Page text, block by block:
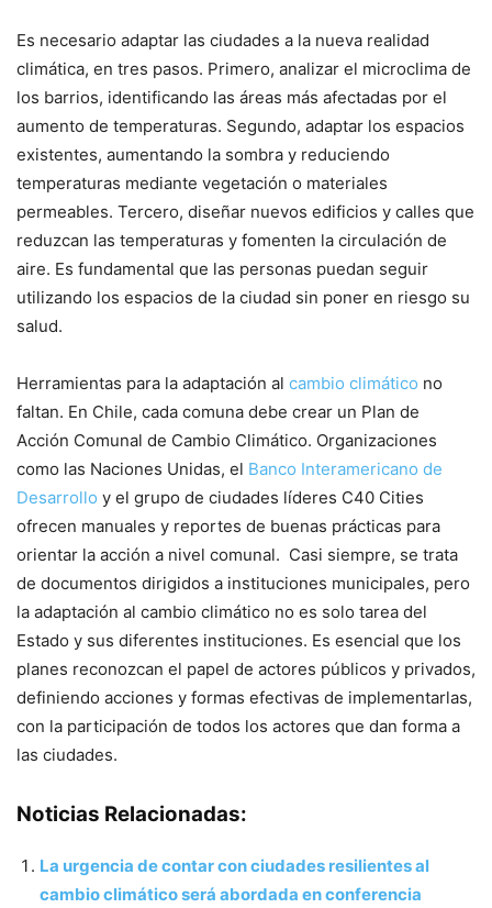
Es necesario adaptar las ciudades a la nueva realidad
climática, en tres pasos. Primero, analizar el microclima de
los barrios, identificando las áreas más afectadas por el
aumento de temperaturas. Segundo, adaptar los espacios
existentes, aumentando la sombra y reduciendo
temperaturas mediante vegetación o materiales
permeables. Tercero, diseñar nuevos edificios y calles que
reduzcan las temperaturas y fomenten la circulación de
aire. Es fundamental que las personas puedan seguir
utilizando los espacios de la ciudad sin poner en riesgo su
salud.
Herramientas para la adaptación al cambio climático no
faltan. En Chile, cada comuna debe crear un Plan de
Acción Comunal de Cambio Climático. Organizaciones
como las Naciones Unidas, el Banco Interamericano de
Desarrollo y el grupo de ciudades líderes C40 Cities
ofrecen manuales y reportes de buenas prácticas para
orientar la acción a nivel comunal. Casi siempre, se trata
de documentos dirigidos a instituciones municipales, pero
la adaptación al cambio climático no es solo tarea del
Estado y sus diferentes instituciones. Es esencial que los
planes reconozcan el papel de actores públicos y privados,
definiendo acciones y formas efectivas de implementarlas,
con la participación de todos los actores que dan forma a
las ciudades.
Noticias Relacionadas:
La urgencia de contar con ciudades resilientes al
cambio climático será abordada en conferencia